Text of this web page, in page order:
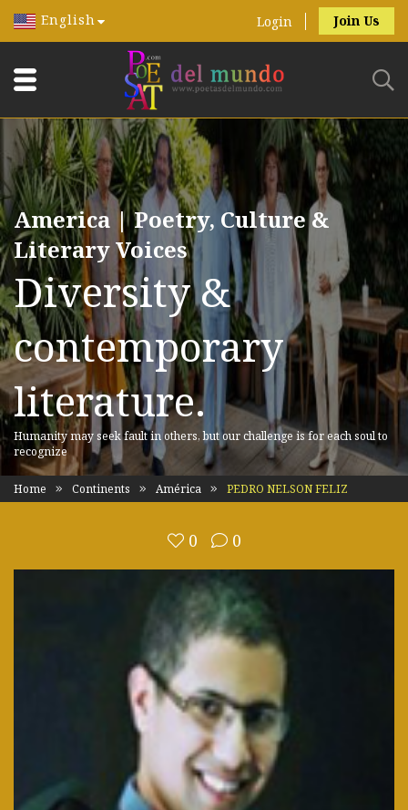
English Login Join Us
America | Poetry, Culture &
Literary Voices
Diversity &
contemporary
literature.
Humanity may seek fault in others, but our challenge is for each soul to
recognize
Home Continents América PEDRO NELSON FELIZ
0 0